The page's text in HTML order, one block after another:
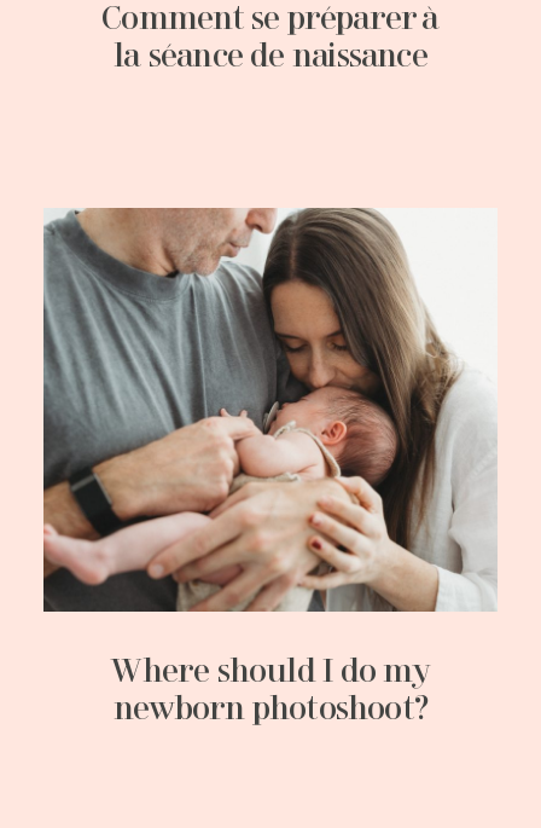
Comment se préparer à
la séance de naissance
Where should I do my
newborn photoshoot?